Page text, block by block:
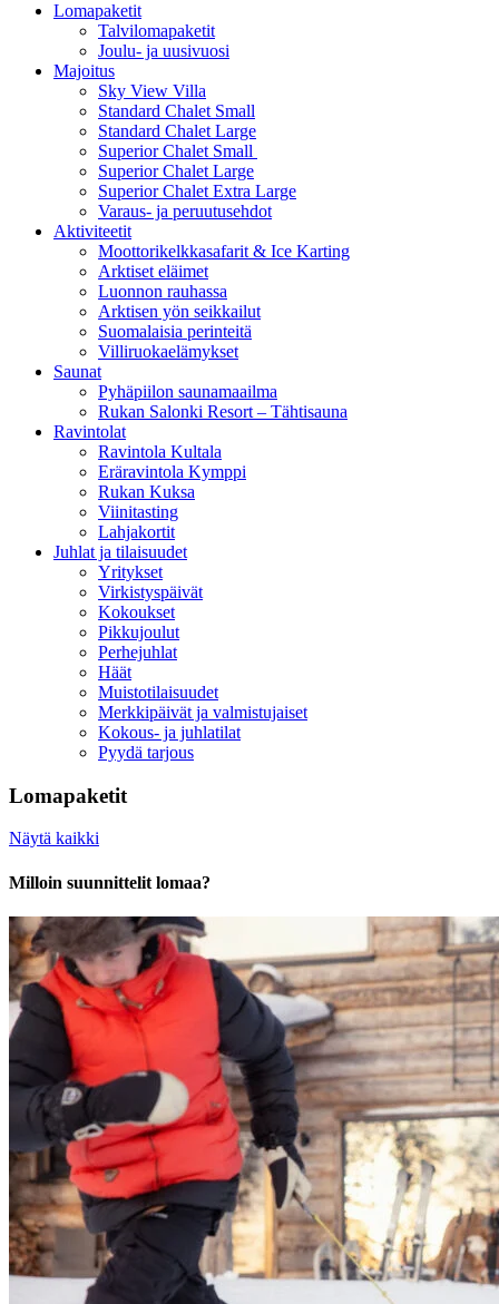
Lomapaketit
Talvilomapaketit
Joulu- ja uusivuosi
Majoitus
Sky View Villa
Standard Chalet Small
Standard Chalet Large
Superior Chalet Small
Superior Chalet Large
Superior Chalet Extra Large
Varaus- ja peruutusehdot
Aktiviteetit
Moottorikelkkasafarit & Ice Karting
Arktiset eläimet
Luonnon rauhassa
Arktisen yön seikkailut
Suomalaisia perinteitä
Villiruokaelämykset
Saunat
Pyhäpiilon saunamaailma
Rukan Salonki Resort – Tähtisauna
Ravintolat
Ravintola Kultala
Eräravintola Kymppi
Rukan Kuksa
Viinitasting
Lahjakortit
Juhlat ja tilaisuudet
Yritykset
Virkistyspäivät
Kokoukset
Pikkujoulut
Perhejuhlat
Häät
Muistotilaisuudet
Merkkipäivät ja valmistujaiset
Kokous- ja juhlatilat
Pyydä tarjous
Lomapaketit
Näytä kaikki
Milloin suunnittelit lomaa?